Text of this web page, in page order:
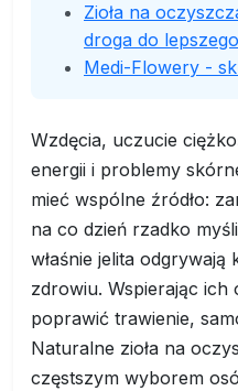
Zioła na
droga do
Medi-Flowery -
Wzdęcia, uczucie
energii i problemy
mieć wspólne źródło:
na co dzień rzadko
właśnie jelita
zdrowiu. Wspierając
poprawić trawienie,
Naturalne zioła na
częstszym wyborem